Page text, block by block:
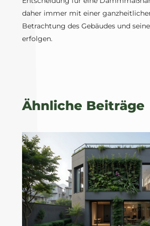
daher immer mit einer
Betrachtung des Gebäudes und
erfolgen.
Ähnliche Beiträge